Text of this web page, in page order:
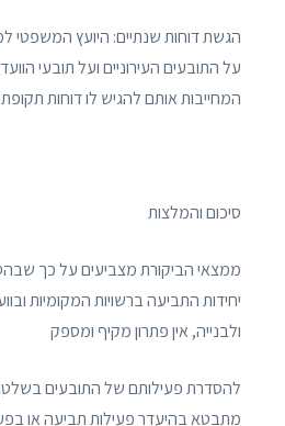
הגשת דוחות שנתיים: היועץ
על התובעים העירוניים ועל תובעי
המחייבות אותם להגיש לו דוחות
סיכום והמלצות
ממצאי הביקורת מצביעים על כך
יחידות התביעה ברשויות המקומיות
ולבנייה, אין פתרון מקיף ומספק
להסדרת פעילותם של התובעים
מתבטא בהיעדר פעילות תביעה או